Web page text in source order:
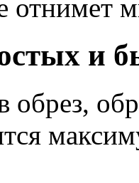
отнимет
и
обрез,